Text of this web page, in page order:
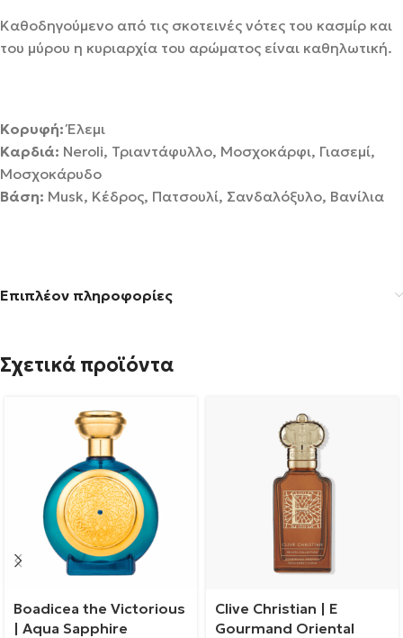
Καθοδηγούμενο από τις σκοτεινές νότες του κασμίρ και
του μύρου η κυριαρχία του αρώματος είναι καθηλωτική.
Κορυφή:Έλεμι
Καρδιά: Neroli, Τριαντάφυλλο, Μοσχοκάρφι, Γιασεμί,
Μοσχοκάρυδο
Βάση: Musk, Κέδρος, Πατσουλί, Σανδαλόξυλο, Βανίλια
Επιπλέον πληροφορίες
Σχετικά προϊόντα
Boadicea the Victorious
| Aqua Sapphire
Clive Christian | E
Gourmand Oriental